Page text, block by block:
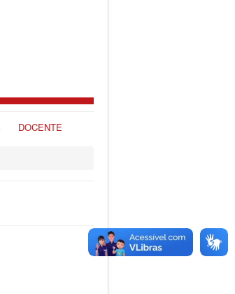
DOCENTE